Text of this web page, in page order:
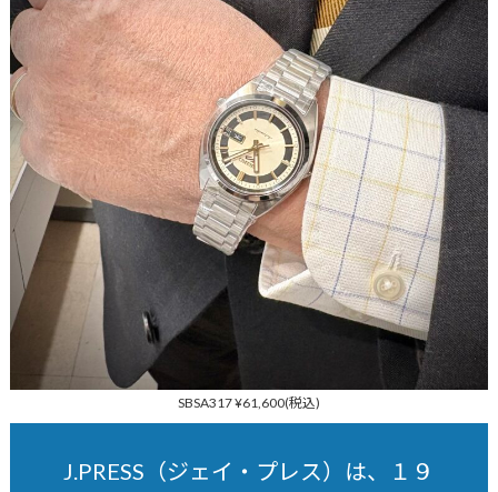
SBSA317 ¥61,600(税込)
J.PRESS（ジェイ・プレス）は、１９